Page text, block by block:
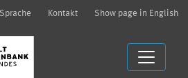
Kontakt Show page in English